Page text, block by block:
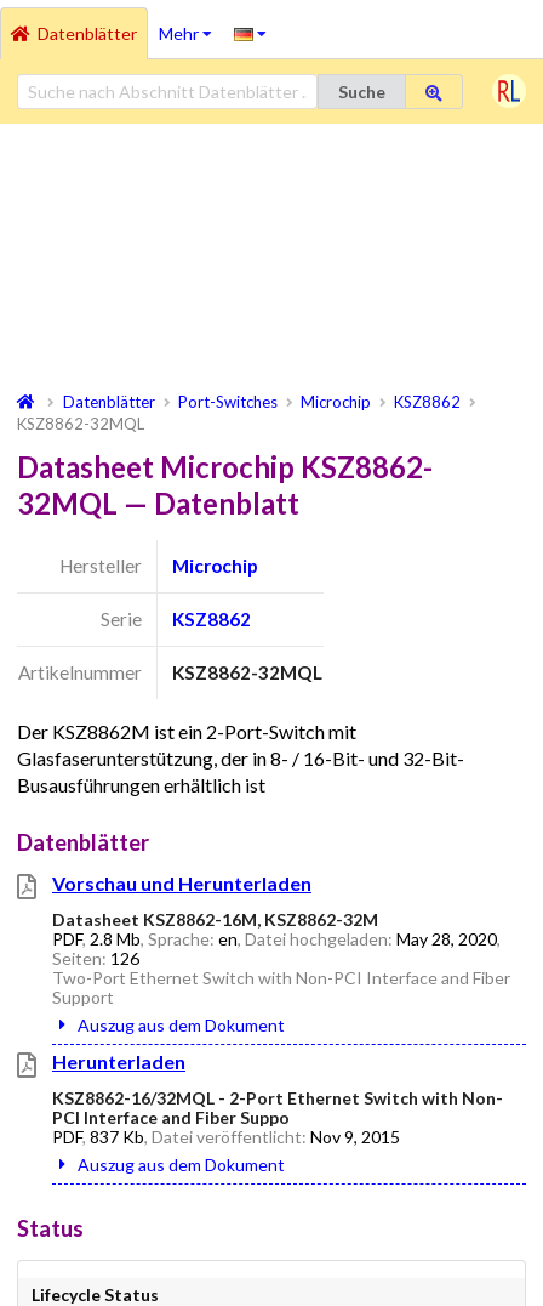
Datenblätter Mehr
Suche
Datenblätter Port-Switches Microchip
KSZ8862
KSZ8862-32MQL
Datasheet Microchip KSZ8862-
32MQL — Datenblatt
Hersteller Microchip
Serie KSZ8862
Artikelnummer KSZ8862-32MQL
Der KSZ8862M ist ein 2-Port-Switch mit
Glasfaserunterstützung, der in 8- / 16-Bit- und 32-Bit-
Busausführungen erhältlich ist
Datenblätter
Vorschau und Herunterladen
Datasheet KSZ8862-16M, KSZ8862-32M
PDF, 2.8 Mb, Sprache: en, Datei hochgeladen: May 28, 2020,
Seiten: 126
Two-Port Ethernet Switch with Non-PCI Interface and Fiber
Support
Auszug aus dem Dokument
Herunterladen
KSZ8862-16/32MQL - 2-Port Ethernet Switch with Non-
PCI Interface and Fiber Suppo
PDF, 837 Kb, Datei veröffentlicht: Nov 9, 2015
Auszug aus dem Dokument
Status
Lifecycle Status